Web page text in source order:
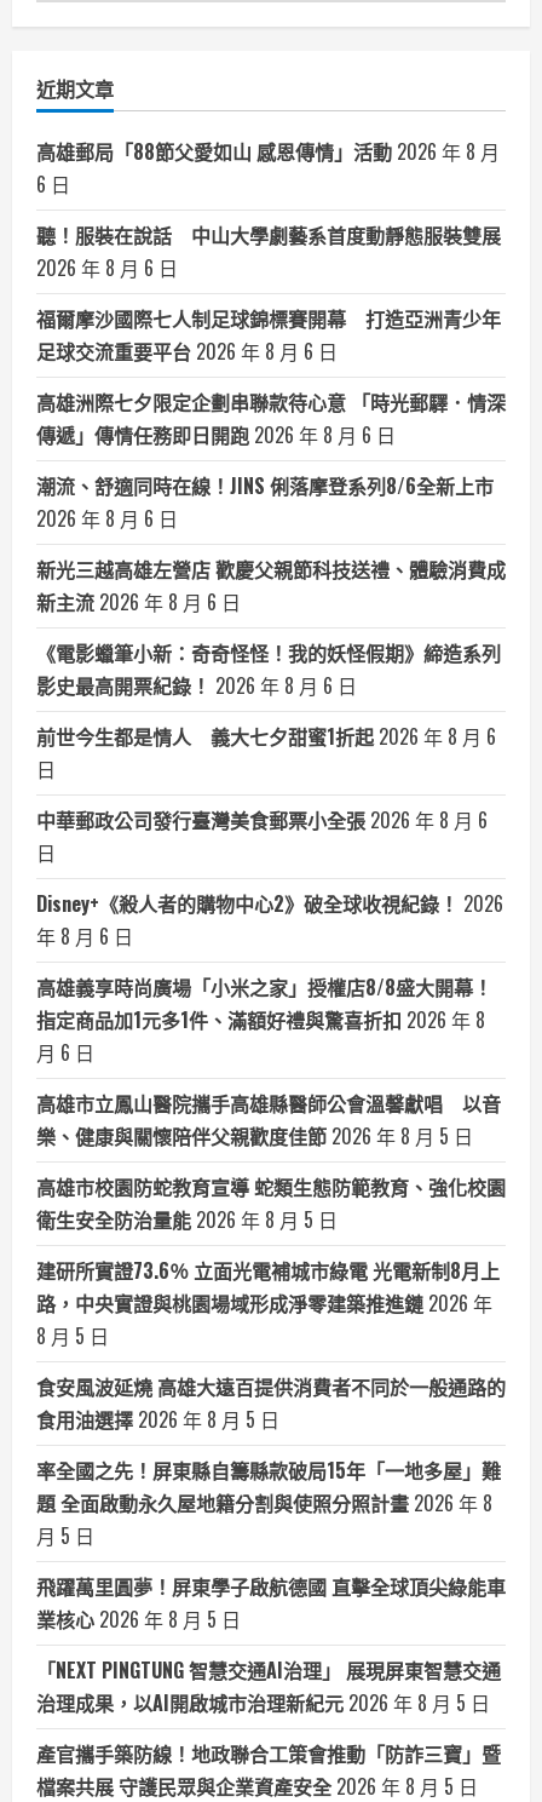
近期文章
高雄郵局「88節父愛如山 感恩傳情」活動 2026 年 8 月
6 日
聽！服裝在說話 中山大學劇藝系首度動靜態服裝雙展
2026 年 8 月 6 日
福爾摩沙國際七人制足球錦標賽開幕 打造亞洲青少年
足球交流重要平台 2026 年 8 月 6 日
高雄洲際七夕限定企劃串聯款待心意 「時光郵驛．情深
傳遞」傳情任務即日開跑 2026 年 8 月 6 日
潮流、舒適同時在線！JINS 俐落摩登系列8/6全新上市
2026 年 8 月 6 日
新光三越高雄左營店 歡慶父親節科技送禮、體驗消費成
新主流 2026 年 8 月 6 日
《電影蠟筆小新：奇奇怪怪！我的妖怪假期》締造系列
影史最高開票紀錄！ 2026 年 8 月 6 日
前世今生都是情人 義大七夕甜蜜1折起 2026 年 8 月 6
日
中華郵政公司發行臺灣美食郵票小全張 2026 年 8 月 6
日
Disney+《殺人者的購物中心2》破全球收視紀錄！ 2026
年 8 月 6 日
高雄義享時尚廣場「小米之家」授權店8/8盛大開幕！
指定商品加1元多1件、滿額好禮與驚喜折扣 2026 年 8
月 6 日
高雄市立鳳山醫院攜手高雄縣醫師公會溫馨獻唱 以音
樂、健康與關懷陪伴父親歡度佳節 2026 年 8 月 5 日
高雄市校園防蛇教育宣導 蛇類生態防範教育、強化校園
衛生安全防治量能 2026 年 8 月 5 日
建研所實證73.6％ 立面光電補城市綠電 光電新制8月上
路，中央實證與桃園場域形成淨零建築推進鏈 2026 年
8 月 5 日
食安風波延燒 高雄大遠百提供消費者不同於一般通路的
食用油選擇 2026 年 8 月 5 日
率全國之先！屏東縣自籌縣款破局15年「一地多屋」難
題 全面啟動永久屋地籍分割與使照分照計畫 2026 年 8
月 5 日
飛躍萬里圓夢！屏東學子啟航德國 直擊全球頂尖綠能車
業核心 2026 年 8 月 5 日
「NEXT PINGTUNG 智慧交通AI治理」 展現屏東智慧交通
治理成果，以AI開啟城市治理新紀元 2026 年 8 月 5 日
產官攜手築防線！地政聯合工策會推動「防詐三寶」暨
檔案共展 守護民眾與企業資產安全 2026 年 8 月 5 日